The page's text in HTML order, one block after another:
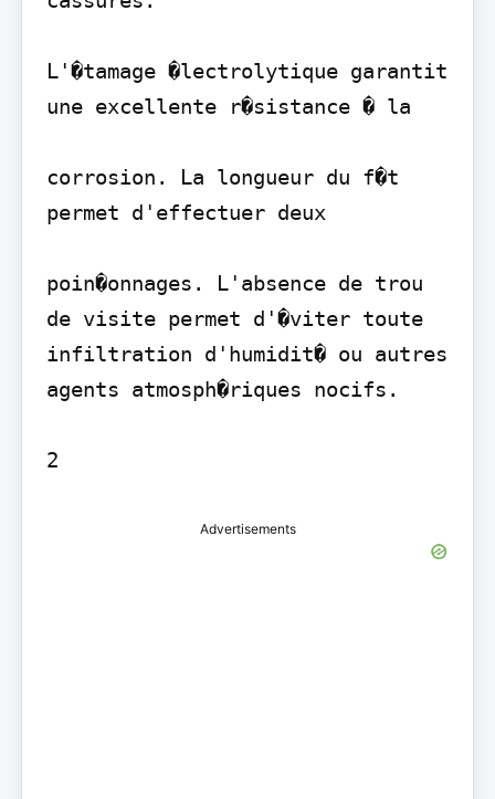
L'�tamage �lectrolytique garantit
une excellente r�sistance � la
corrosion. La longueur du f�t
permet d'effectuer deux
poin�onnages. L'absence de trou
de visite permet d'�viter toute
infiltration d'humidit� ou autres
agents atmosph�riques nocifs.
Advertisements